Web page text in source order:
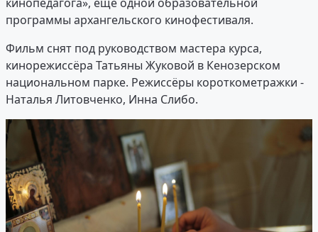
кинопедагога», ещё одной образовательной
программы архангельского кинофестиваля.
Фильм снят под руководством мастера курса,
кинорежиссёра Татьяны Жуковой в Кенозерском
национальном парке. Режиссёры короткометражки -
Наталья Литовченко, Инна Слибо.